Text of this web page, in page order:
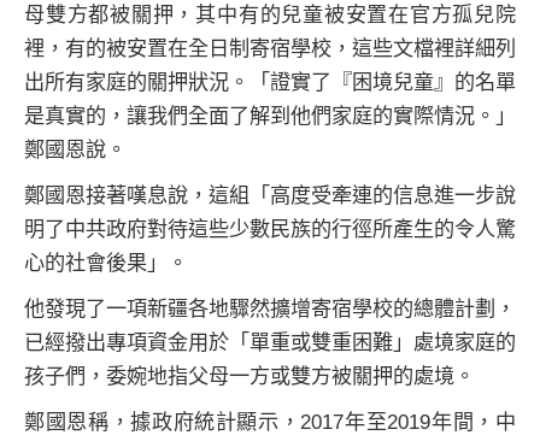
母雙方都被關押，其中有的兒童被安置在官方孤兒院
裡，有的被安置在全日制寄宿學校，這些文檔裡詳細列
出所有家庭的關押狀況。「證實了『困境兒童』的名單
是真實的，讓我們全面了解到他們家庭的實際情況。」
鄭國恩說。
鄭國恩接著嘆息說，這組「高度受牽連的信息進一步說
明了中共政府對待這些少數民族的行徑所產生的令人驚
心的社會後果」。
他發現了一項新疆各地驟然擴增寄宿學校的總體計劃，
已經撥出專項資金用於「單重或雙重困難」處境家庭的
孩子們，委婉地指父母一方或雙方被關押的處境。
鄭國恩稱，據政府統計顯示，2017年至2019年間，中